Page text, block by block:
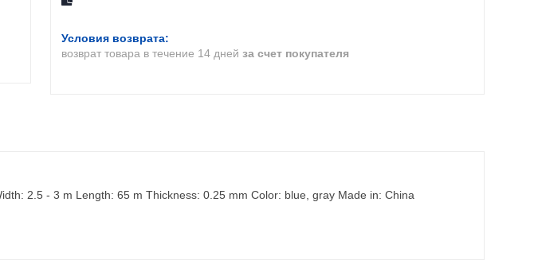
возврат товара в течение 14 дней за счет покупателя
2.5 - 3 m Length: 65 m Thickness: 0.25 mm Color: blue, gray Made in: China